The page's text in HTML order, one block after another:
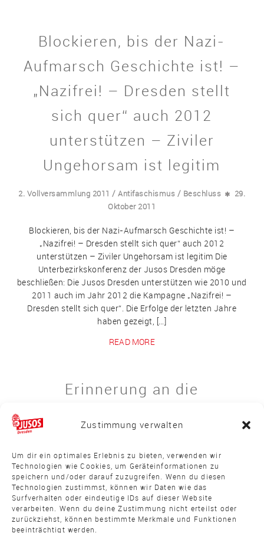
Zustimmung verwalten
Um dir ein optimales Erlebnis zu bieten, verwenden wir
Technologien wie Cookies, um Geräteinformationen zu
speichern und/oder darauf zuzugreifen. Wenn du diesen
Technologien zustimmst, können wir Daten wie das
Surfverhalten oder eindeutige IDs auf dieser Website
verarbeiten. Wenn du deine Zustimmung nicht erteilst oder
zurückziehst, können bestimmte Merkmale und Funktionen
beeinträchtigt werden.
Blockieren, bis der Nazi-
Aufmarsch Geschichte ist! –
„Nazifrei! – Dresden stellt
sich quer“ auch 2012
unterstützen – Ziviler
Ungehorsam ist legitim
2. Vollversammlung 2011 /Antifaschismus / Beschluss
29.
Oktober 2011
Blockieren, bis der Nazi-Aufmarsch Geschichte ist! –
„Nazifrei! – Dresden stellt sich quer“ auch 2012
unterstützen – Ziviler Ungehorsam ist legitim Die
Unterbezirkskonferenz der Jusos Dresden möge
beschließen: Die Jusos Dresden unterstützen wie 2010 und
2011 auch im Jahr 2012 die Kampagne „Nazifrei! –
Dresden stellt sich quer“. Die Erfolge der letzten Jahre
haben gezeigt, […]
READ MORE
Erinnerung an die
Oktober 2011
Erinnerung an die Pogromnacht von 1938 Die
Unterbezirkskonferenz der Jusos Dresden möge
beschließen: Die Jusos Dresden beteiligen sich an der
Erinnerungsveranstaltung zur Pogromnacht 1938 am